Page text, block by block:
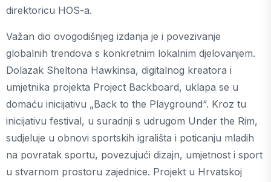
direktoricu HOS-a.
Važan dio ovogodišnjeg izdanja je i povezivanje
globalnih trendova s konkretnim lokalnim djelovanjem.
Dolazak Sheltona Hawkinsa, digitalnog kreatora i
umjetnika projekta Project Backboard, uklapa se u
domaću inicijativu „Back to the Playground“. Kroz tu
inicijativu festival, u suradnji s udrugom Under the Rim,
sudjeluje u obnovi sportskih igrališta i poticanju mladih
na povratak sportu, povezujući dizajn, umjetnost i sport
u stvarnom prostoru zajednice. Projekt u Hrvatskoj